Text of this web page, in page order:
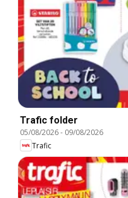
Trafic folder
05/08/2026- 09/08/2026
Trafic